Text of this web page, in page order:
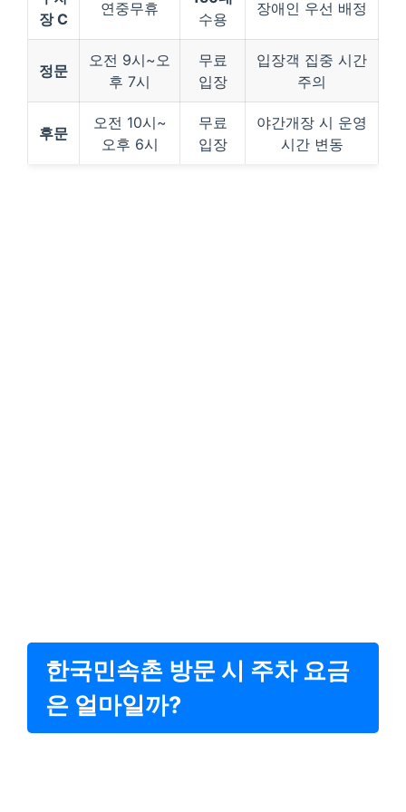
장 C
연중무휴
수용
장애인 우선 배정
정문
오전 9시~오
후 7시
무료
입장
입장객 집중 시간
주의
후문
오전 10시~
오후 6시
무료
입장
야간개장 시 운영
시간 변동
한국민속촌 방문 시 주차 요금
은 얼마일까?